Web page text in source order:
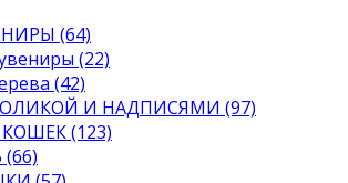
(64)
(22)
(42)
И НАДПИСЯМИ (97)
(123)